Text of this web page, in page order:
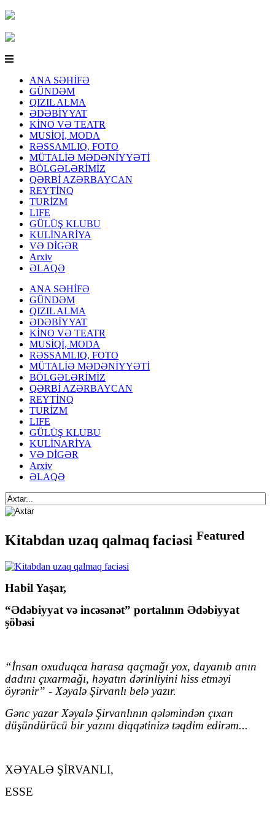
ANA SƏHİFƏ
GÜNDƏM
QIZIL ALMA
ƏDƏBİYYAT
KİNO VƏ TEATR
MUSİQİ, MODA
RƏSSAMLIQ, FOTO
MÜTALİƏ MƏDƏNİYYƏTİ
BÖLGƏLƏRİMİZ
QƏRBİ AZƏRBAYCAN
REYTİNQ
TURİZM
LIFE
GÜLÜŞ KLUBU
KULİNARİYA
VƏ DİGƏR
Arxiv
ƏLAQƏ
ANA SƏHİFƏ
GÜNDƏM
QIZIL ALMA
ƏDƏBİYYAT
KİNO VƏ TEATR
MUSİQİ, MODA
RƏSSAMLIQ, FOTO
MÜTALİƏ MƏDƏNİYYƏTİ
BÖLGƏLƏRİMİZ
QƏRBİ AZƏRBAYCAN
REYTİNQ
TURİZM
LIFE
GÜLÜŞ KLUBU
KULİNARİYA
VƏ DİGƏR
Arxiv
ƏLAQƏ
Kitabdan uzaq qalmaq faciəsi Featured
Habil Yaşar,
“Ədəbiyyat və incəsənət” portalının Ədəbiyyat
şöbəsi
“İnsan oxuduqca harasa qaçmağı yox, dayanıb anın
dadını çıxarmağı, həyatın dərinliyini hiss etməyi
öyrənir” - Xəyalə Şirvanlı belə yazır.
Gənc yazar Xəyalə Şirvanlının qələmindən çıxan
düşündürücü bir yazını diqqətinizə təqdim edirəm...
XƏYALƏ ŞİRVANLI,
ESSE